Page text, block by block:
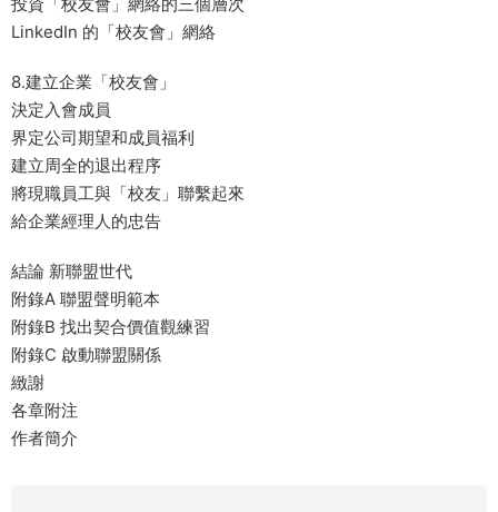
LinkedIn 的「校友會」網絡
8.建立企業「校友會」
決定入會成員
界定公司期望和成員福利
建立周全的退出程序
將現職員工與「校友」聯繫起來
給企業經理人的忠告
結論 新聯盟世代
附錄A 聯盟聲明範本
附錄B 找出契合價值觀練習
附錄C 啟動聯盟關係
緻謝
各章附注
作者簡介